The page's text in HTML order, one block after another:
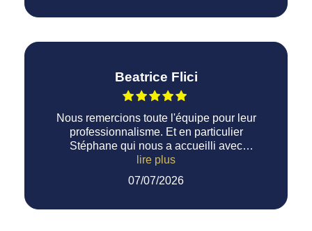
Beatrice Flici
Nous remercions toute l'équipe pour leur
professionnalisme. Et en particulier
Stéphane qui nous a accueilli avec
beaucoup de gentillesse et su proposer des
solutions pour s'adapter aux problématiques
dans ce moment douloureux.
lire plus
07/07/2026